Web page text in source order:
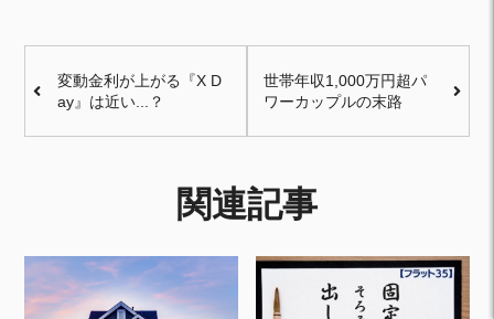
変動金利が上がる『X D
ay』は近い...？
世帯年収1,000万円超パ
ワーカップルの末路
関連記事